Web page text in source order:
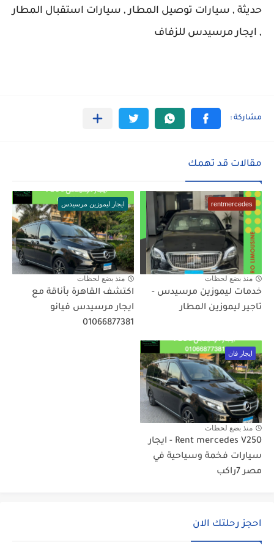
حديثة , سيارات توصيل المطار , سيارات استقبال المطار
, ايجار مرسيدس للزفاف
مقالات قد تهمك
rentmercedes
منذ بضع لحظات
خدمات ليموزين مرسيدس -
تاجير ليموزين المطار
ايجار ليموزين مرسيدس
منذ بضع لحظات
اكتشف القاهرة بأناقة مع
ايجار مرسيدس فيانو
01066877381
ايجار فان
منذ بضع لحظات
Rent mercedes V250 - ايجار
سيارات فخمة وسياحية في
مصر 7راكب
احجز رحلتك الان